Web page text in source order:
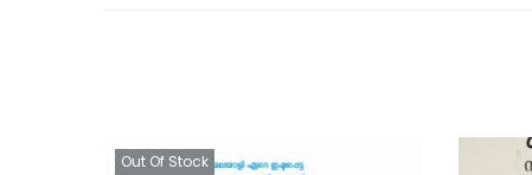
Out Of Stock